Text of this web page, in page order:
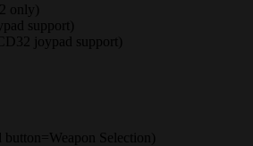
only)
support)
joypad support)
Selection)